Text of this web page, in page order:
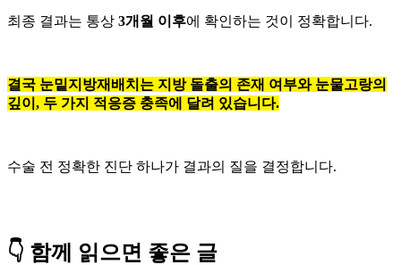
최종 결과는 통상 3개월 이후에 확인하는 것이 정확합니다.
결국 눈밑지방재배치는 지방 돌출의 존재 여부와 눈물고랑의
깊이, 두 가지 적응증 충족에 달려 있습니다.
수술 전 정확한 진단 하나가 결과의 질을 결정합니다.
👇 함께 읽으면 좋은 글